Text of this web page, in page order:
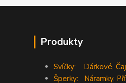
Produkty
Svíčky: Dárkové,
Šperky:
Náramky,